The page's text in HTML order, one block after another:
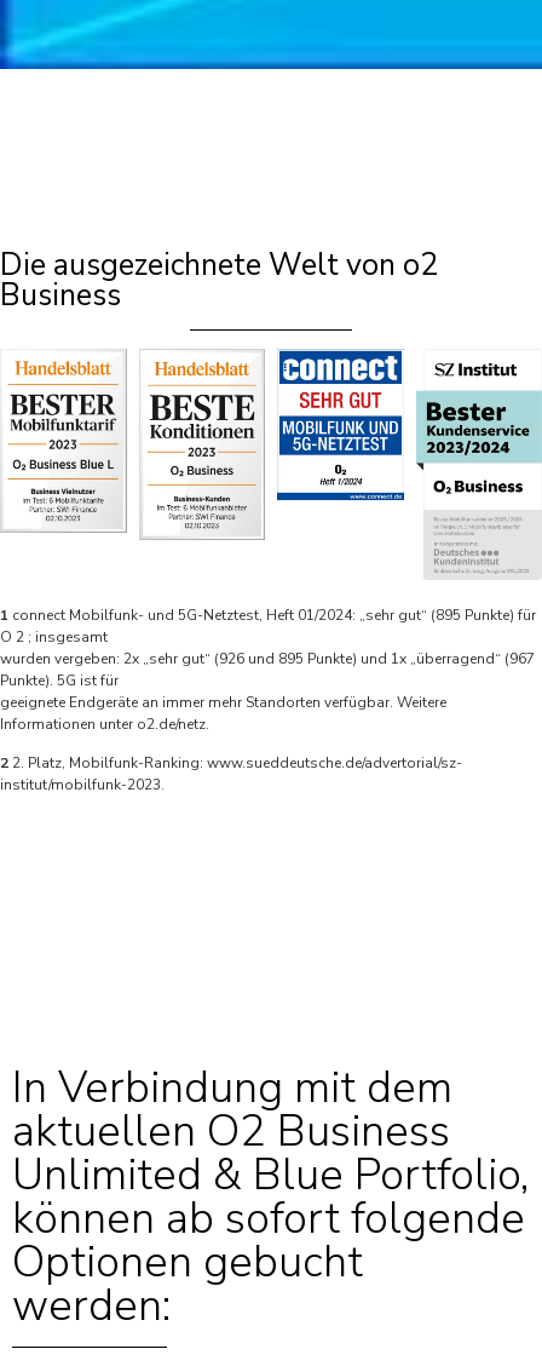
Die ausgezeichnete Welt von o2
Business
1 connect Mobilfunk- und 5G-Netztest, Heft 01/2024: „sehr gut“ (895 Punkte) für
O 2 ; insgesamt
wurden vergeben: 2x „sehr gut“ (926 und 895 Punkte) und 1x „überragend“ (967
Punkte). 5G ist für
geeignete Endgeräte an immer mehr Standorten verfügbar. Weitere
Informationen unter o2.de/netz.
2 2. Platz, Mobilfunk-Ranking: www.sueddeutsche.de/advertorial/sz-
institut/mobilfunk-2023.
In Verbindung mit dem
aktuellen O2 Business
Unlimited & Blue Portfolio,
können ab sofort folgende
Optionen gebucht
werden: